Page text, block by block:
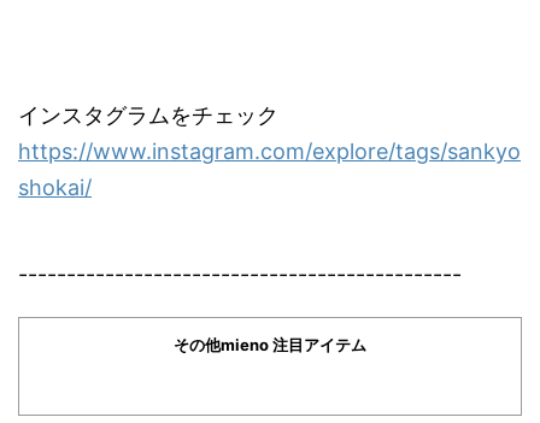
インスタグラムをチェック
https://www.instagram.com/explore/tags/sankyo
shokai/
----------------------------------------------
その他mieno 注目アイテム